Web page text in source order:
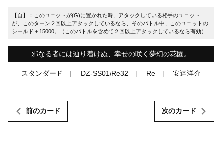
【自】：このユニットが(G)に置かれた時、アタックしている相手のユニット
が、このターン２回以上アタックしているなら、そのバトル中、このユニットの
シールド＋15000。（このバトルを含めて２回以上アタックしているなら有効）
邪なる者には辿り着けぬ、幸せの咲く夢幻の花園。
スタンダード DZ-SS01/Re32 Re 安達洋介
前のカード 次のカード